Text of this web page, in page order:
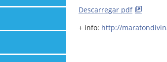
Descarregar pdf
+ info: http://